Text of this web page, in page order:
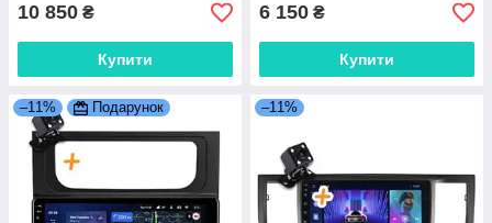
10 850 ₴
Купити
6 150 ₴
Купити
–11% Подарунок –11%